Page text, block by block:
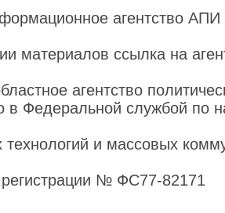
агентство
материалов ссылка на
агентство
в Федеральной службой по
и массовых
регистрации № ФС77-82171